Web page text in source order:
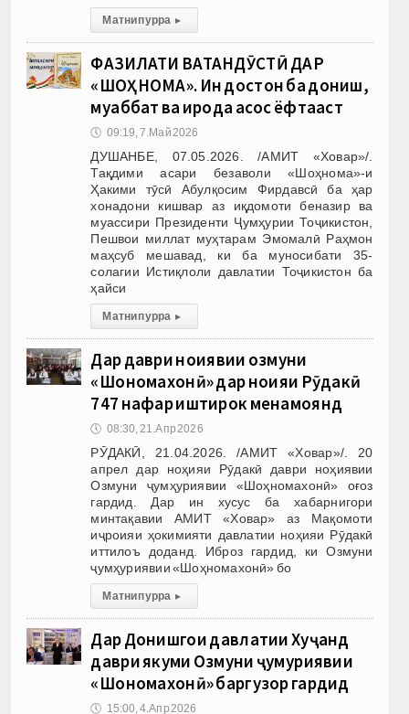
Матни пурра ▸
ФАЗИЛАТИ ВАТАНДӮСТӢ ДАР
«ШОҲНОМА». Ин достон ба дониш,
муҳаббат ва ирода асос ёфтааст
🕔 09:19, 7.Май 2026
ДУШАНБЕ, 07.05.2026. /АМИТ «Ховар»/.
Тақдими асари безаволи «Шоҳнома»-и
Ҳакими тӯсӣ Абулқосим Фирдавсӣ ба ҳар
хонадони кишвар аз иқдомоти беназир ва
муассири Президенти Ҷумҳурии Тоҷикистон,
Пешвои миллат муҳтарам Эмомалӣ Раҳмон
маҳсуб мешавад, ки ба муносибати 35-
солагии Истиқлоли давлатии Тоҷикистон ба
ҳайси
Матни пурра ▸
Дар даври ноҳиявии озмуни
«Шоҳномахонӣ» дар ноҳияи Рӯдакӣ
747 нафар иштирок менамоянд
🕔 08:30, 21.Апр 2026
РӮДАКӢ, 21.04.2026. /АМИТ «Ховар»/. 20
апрел дар ноҳияи Рӯдакӣ даври ноҳиявии
Озмуни ҷумҳуриявии «Шоҳномахонӣ» оғоз
гардид. Дар ин хусус ба хабарнигори
минтақавии АМИТ «Ховар» аз Мақомоти
иҷроияи ҳокимияти давлатии ноҳияи Рӯдакӣ
иттилоъ доданд. Иброз гардид, ки Озмуни
ҷумҳуриявии «Шоҳномахонӣ» бо
Матни пурра ▸
Дар Донишгоҳи давлатии Хуҷанд
даври якуми Озмуни ҷумҳуриявии
«Шоҳномахонӣ» баргузор гардид
🕔 15:00, 4.Апр 2026